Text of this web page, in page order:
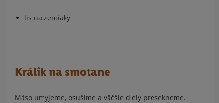
lis na zemiaky
Králik na smotane
Mäso umyjeme, osušíme a väčšie diely presekneme.